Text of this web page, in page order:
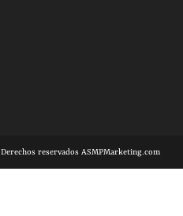
reservados ASMPMarketing.com